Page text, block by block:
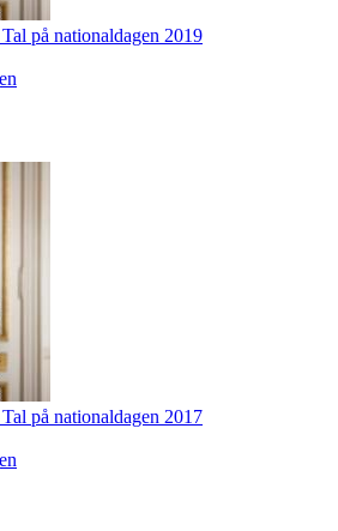
på nationaldagen 2019
på nationaldagen 2017